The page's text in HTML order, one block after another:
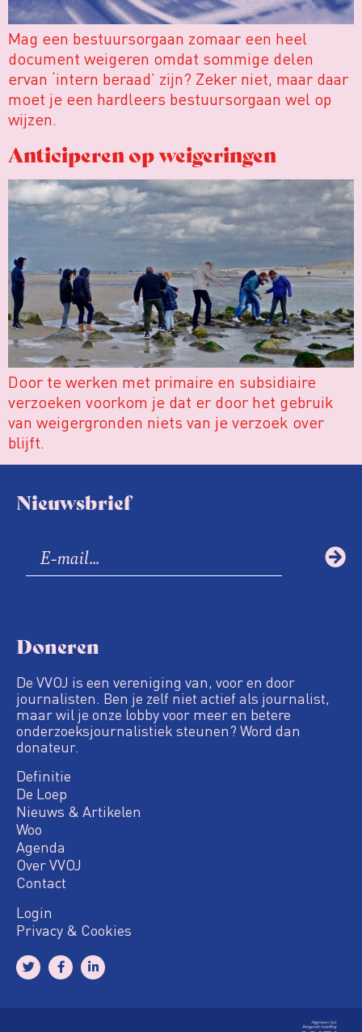
Mag een bestuursorgaan zomaar een heel
document weigeren omdat sommige delen
ervan ‘intern beraad’ zijn? Zeker niet, maar daar
moet je een hardleers bestuursorgaan wel op
wijzen.
Anticiperen op weigeringen
Door te werken met primaire en subsidiaire
verzoeken voorkom je dat er door het gebruik
van weigergronden niets van je verzoek over
blijft.
Nieuwsbrief
Doneren
De VVOJ is een vereniging van, voor en door
journalisten. Ben je zelf niet actief als journalist,
maar wil je onze lobby voor meer en betere
onderzoeksjournalistiek steunen? Word dan
donateur.
Definitie
De Loep
Nieuws & Artikelen
Woo
Agenda
Over VVOJ
Contact
Login
Privacy & Cookies